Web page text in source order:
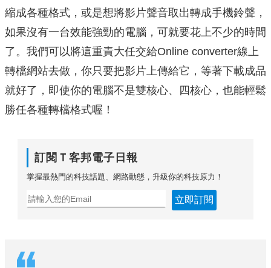
縮成各種格式，或是想將影片聲音取出轉成手機鈴聲，
如果沒有一台效能強勁的電腦，可就要花上不少的時間
了。我們可以將這重責大任交給Online converter線上
轉檔網站去做，你只要把影片上傳給它，等著下載成品
就好了，即使你的電腦不是雙核心、四核心，也能輕鬆
勝任各種轉檔格式喔！
訂閱Ｔ客邦電子日報
掌握最熱門的科技話題、網路動態，升級你的科技原力！
立即訂閱